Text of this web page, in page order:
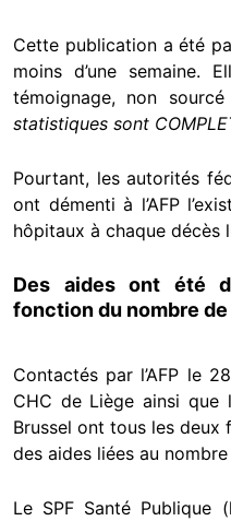
Cette publication a été
moins d’une semaine.
témoignage, non
statistiques sont
Pourtant, les autorités
ont démenti à l’AFP
hôpitaux à chaque décès
Des aides ont été
fonction du nombre
Contactés par l’AFP le
CHC de Liège ainsi que
Brussel ont tous les deux
des aides liées au
Le SPF Santé Publique